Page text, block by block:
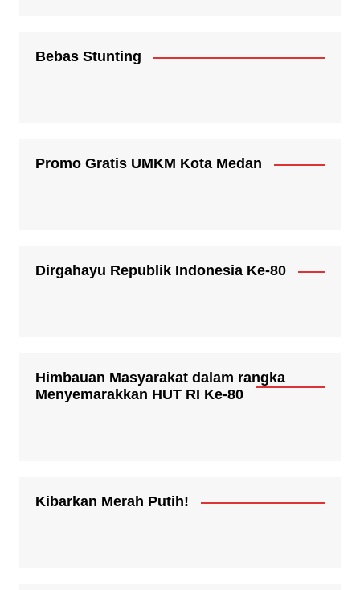
Bebas Stunting
Promo Gratis UMKM Kota Medan
Dirgahayu Republik Indonesia Ke-80
Himbauan Masyarakat dalam rangka
Menyemarakkan HUT RI Ke-80
Kibarkan Merah Putih!